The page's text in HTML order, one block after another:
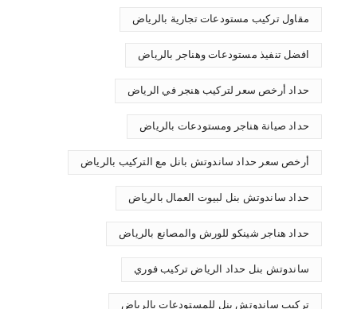
مقاول تركيب مستودعات تجارية بالرياض
افضل تنفيذ مستودعات وهناجر بالرياض
حداد أرخص سعر لتركيب هنجر في الرياض
حداد صيانة هناجر ومستودعات بالرياض
أرخص سعر حداد ساندوتش بانل مع التركيب بالرياض
حداد ساندوتش بنل لبيوت العمال بالرياض
حداد هناجر شينكو للورش والمصانع بالرياض
ساندوتش بنل حداد الرياض تركيب فوري
تركيب ساندوتش بنل للمستودعات بالرياض